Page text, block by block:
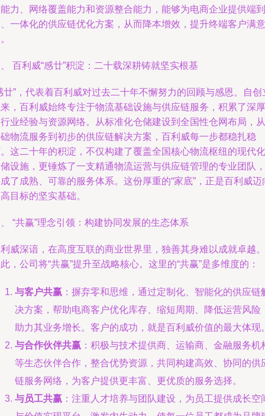
力、网络覆盖能力和资源整合能力，能够为电商企业提供端到
一体化的供应链优化方案，从而降本增效，提升终端客户满意
百利威“感廿”积淀：二十载深耕铸就坚实根基
廿”，代表着百利威对过去二十年不懈努力的回顾与感恩。自创
，百利威始终专注于物流基础设施与供应链服务，积累了深厚
业经验与资源网络。从标准化仓储建设到全国性仓网布局，从
物流服务到初步的供应链解决方案，百利威每一步都稳扎稳
这二十年的积淀，不仅构建了覆盖全国核心物流枢纽的现代化
设施，更锤炼了一支精通物流运营与供应链管理的专业团队，
了成熟、可靠的服务体系。这份厚重的“家底”，正是百利威迈
目标的坚实基础。
“共赢”理念引领：构建协同发展的生态体系
威深谙，在高度互联的商业世界里，独善其身难以成就卓越。
，公司将“共赢”提升至战略核心。这里的“共赢”是多维度的：
与客户共赢 ：摒弃零和思维，通过定制化、智能化的供应链
决方案，帮助电商客户优化库存、缩短周期、降低运营风险
助力其业务增长。客户的成功，就是百利威价值的最大体现
与合作伙伴共赢 ：积极与技术提供商、运输商、金融服务机
等生态伙伴合作，整合优势资源，共同构建高效、协同的供
链服务网络，为客户提供更丰富、更优质的服务选择。
与员工共赢 ：注重人才培养与团队建设，为员工提供成长空